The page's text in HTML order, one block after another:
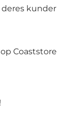
kunder
Coaststore